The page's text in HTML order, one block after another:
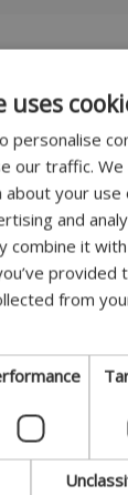
uses
personalise
our traffic. We
about your use
and
combine it
provided
from